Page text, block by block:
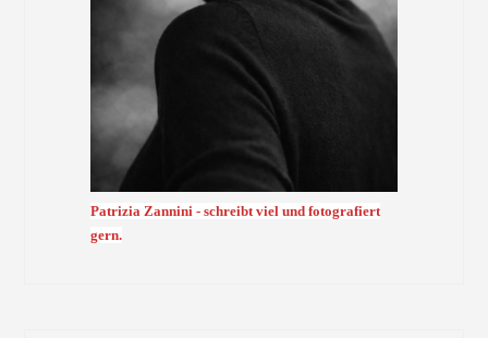
Patrizia Zannini - schreibt viel und fotografiert
gern.